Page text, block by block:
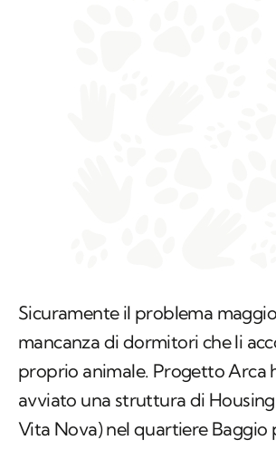
avviato una struttura di
Vita Nova) nel quartiere Baggio
dimora che vivono con un cane,
di reinserirli nel tessuto
ma non ci sono altre strutture